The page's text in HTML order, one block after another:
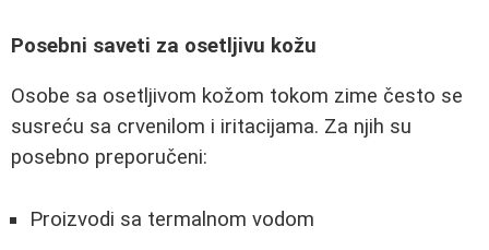
Posebni saveti za osetljivu kožu
Osobe sa osetljivom kožom tokom zime često se
susreću sa crvenilom i iritacijama. Za njih su
posebno preporučeni:
Proizvodi sa termalnom vodom